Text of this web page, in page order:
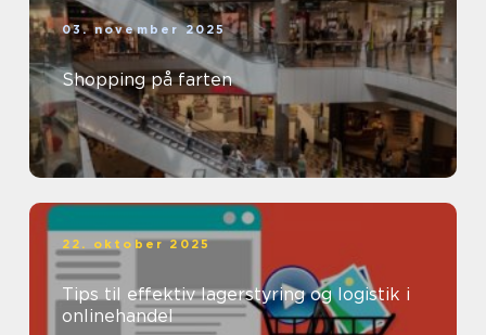
03. november 2025
Shopping på farten
22. oktober 2025
Tips til effektiv lagerstyring og logistik i
onlinehandel